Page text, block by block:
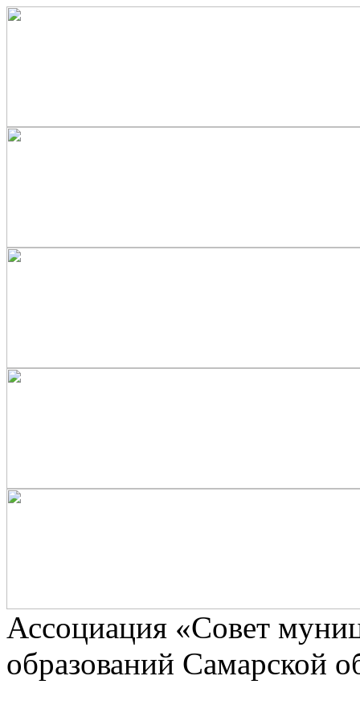
Ассоциaция «Совет
образований Самарской